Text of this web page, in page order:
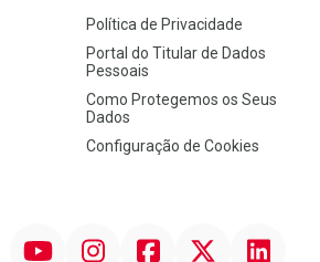
Política de Privacidade
Portal do Titular de Dados
Pessoais
Como Protegemos os Seus
Dados
Configuração de Cookies
InstagramFacebookTwitter Linkedin